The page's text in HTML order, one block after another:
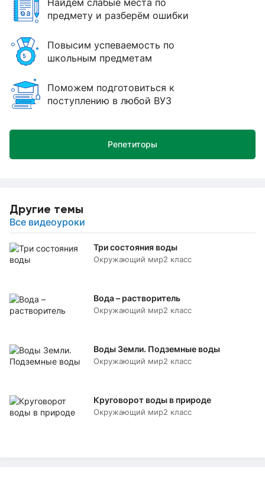
Другие темы
Все видеоуроки
Три состояния воды
Окружающий мир2 класс
Вода – растворитель
Окружающий мир2 класс
Воды Земли. Подземные воды
Окружающий мир2 класс
Круговорот воды в природе
Окружающий мир2 класс
предмету и разберём ошибки
Повысим успеваемость по
школьным предметам
Поможем подготовиться к
поступлению в любой ВУЗ
Репетиторы